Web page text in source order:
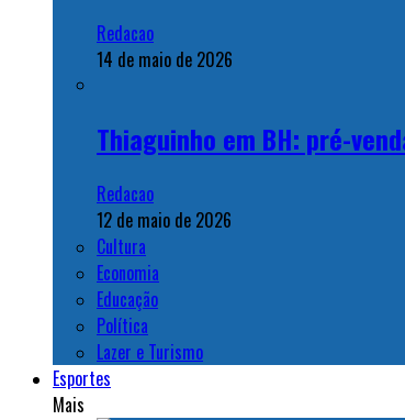
Redacao
14 de maio de 2026
Thiaguinho em BH: pré-
Redacao
12 de maio de 2026
Cultura
Economia
Educação
Política
Lazer e Turismo
Esportes
Mais